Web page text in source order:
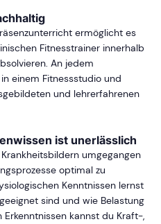
ermöglicht es
Fitnesstrainer innerhalb
An jedem
einem Fitnessstudio und
und lehrerfahrenen
ist unerlässlich
umgegangen
optimal zu
Kenntnissen lernst
sind und wie Belastung
kannst du Kraft-,